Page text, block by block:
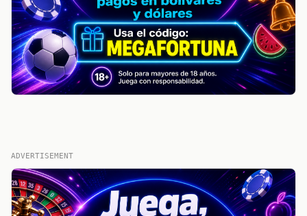
ADVERTISEMENT